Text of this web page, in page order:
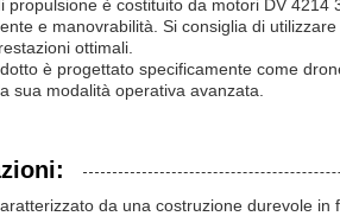
propulsione è costituito da motori DV
e manovrabilità. Si consiglia di
ottimali.
è progettato specificamente come
sua modalità operativa avanzata.
da una costruzione durevole